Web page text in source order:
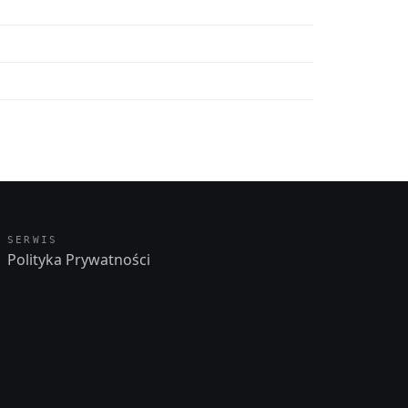
SERWIS
Polityka Prywatności